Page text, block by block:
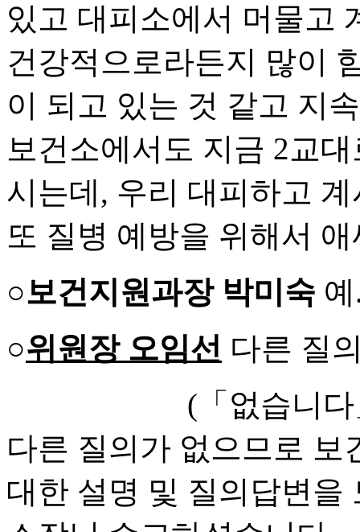
있고 대피소에서 머물고
건강적으로라든지 많이
이 되고 있는 것 같고 지
보건소에서도 지금 2교
시는데, 우리 대피하고
또 질병 예방을 위해서
○보건지원과장 박미숙
○위원장 오임선 다른 질
(「없습니
다른 질의가 없으므로 보
대한 설명 및 질의답변을